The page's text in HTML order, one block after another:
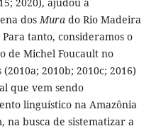
dosMurado Rio Madeira
tanto, consideramos o
de Michel Foucault no
2010b; 2010c; 2016)
que vem sendo
linguístico na Amazônia
na busca de sistematizar a